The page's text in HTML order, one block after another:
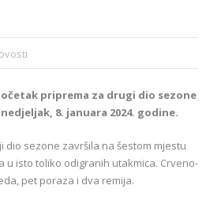
priprema za drugi dio sezone
8. januara 2024. godine.
dio sezone završila na šestom mjestu
u isto toliko odigranih utakmica. Crveno-
pet poraza i dva remija.